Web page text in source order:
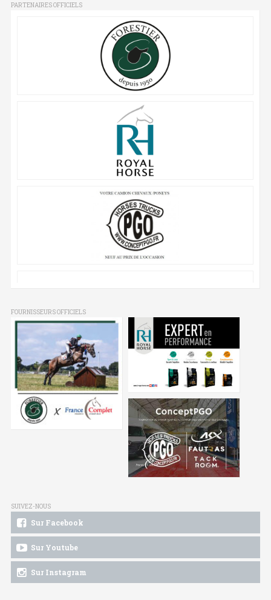
PARTENAIRES OFFICIELS
FOURNISSEURS OFFICIELS
SUIVEZ-NOUS
Sur Facebook
Sur Youtube
Sur Instagram